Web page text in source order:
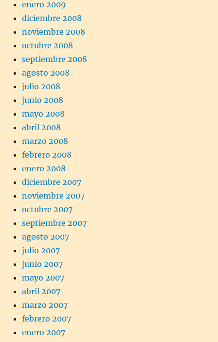
enero 2009
diciembre 2008
noviembre 2008
octubre 2008
septiembre 2008
agosto 2008
julio 2008
junio 2008
mayo 2008
abril 2008
marzo 2008
febrero 2008
enero 2008
diciembre 2007
noviembre 2007
octubre 2007
septiembre 2007
agosto 2007
julio 2007
junio 2007
mayo 2007
abril 2007
marzo 2007
febrero 2007
enero 2007